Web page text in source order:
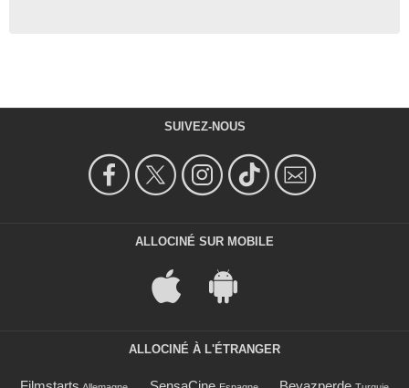
SUIVEZ-NOUS
ALLOCINÉ SUR MOBILE
ALLOCINÉ À L'ÉTRANGER